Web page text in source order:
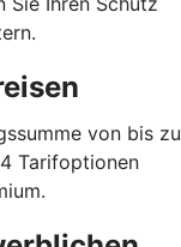
von bis zu
Tarif­optionen